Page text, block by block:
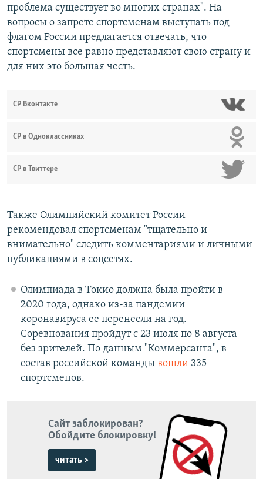
проблема существует во многих странах". На
вопросы о запрете спортсменам выступать под
флагом России предлагается отвечать, что
спортсмены все равно представляют свою страну и
для них это большая честь.
СР Вконтакте
СР в Одноклассниках
СР в Твиттере
Также Олимпийский комитет России
рекомендовал спортсменам "тщательно и
внимательно" следить комментариями и личными
публикациями в соцсетях.
Олимпиада в Токио должна была пройти в
2020 года, однако из-за пандемии
коронавируса ее перенесли на год.
Соревнования пройдут с 23 июля по 8 августа
без зрителей. По данным "Коммерсанта", в
состав российской команды вошли335
спортсменов.
Сайт заблокирован?
Обойдите блокировку!
читать >